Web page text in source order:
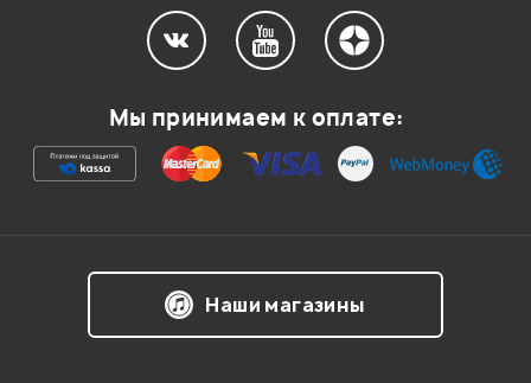
Мы принимаем к оплате:
Наши магазины